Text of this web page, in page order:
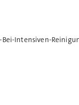
Intensiven-